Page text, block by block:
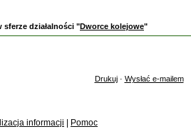
działalności "Dworce kolejowe"
Drukuj· Wysłać e-mailem
informacji Pomoc